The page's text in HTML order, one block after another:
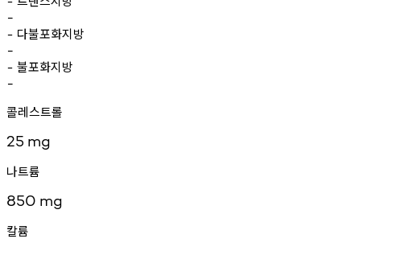
-
- 다불포화지방
-
- 불포화지방
-
콜레스트롤
25 mg
나트륨
850 mg
칼륨